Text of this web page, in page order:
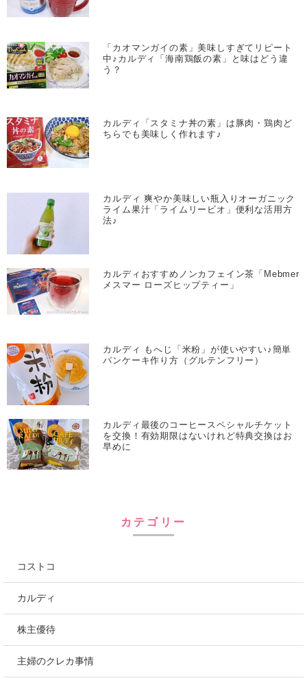
「カオマンガイの素」美味しすぎてリピート
中♪カルディ「海南鶏飯の素」と味はどう違
う？
カルディ「スタミナ丼の素」は豚肉・鶏肉ど
ちらでも美味しく作れます♪
カルディ 爽やか美味しい瓶入りオーガニック
ライム果汁「ライムリービオ」便利な活用方
法♪
カルディおすすめノンカフェイン茶「Mebmer
メスマー ローズヒップティー」
カルディ もへじ「米粉」が使いやすい♪簡単
パンケーキ作り方（グルテンフリー）
カルディ最後のコーヒースペシャルチケット
を交換！有効期限はないけれど特典交換はお
早めに
カテゴリー
コストコ
カルディ
株主優待
主婦のクレカ事情